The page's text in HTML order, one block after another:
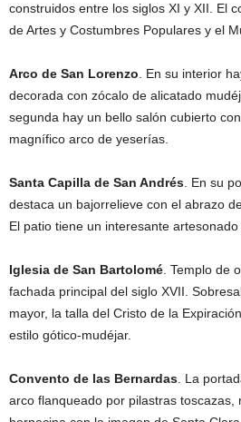
construidos entre los siglos XI y XII. El
de Artes y Costumbres Populares y el
Arco de San Lorenzo . En su interior
decorada con zócalo de alicatado
segunda hay un bello salón cubierto
magnífico arco de yeserías.
Santa Capilla de San Andrés . En su
destaca un bajorrelieve con el abrazo
El patio tiene un interesante artesonado
Iglesia de San Bartolomé . Templo de
fachada principal del siglo XVII.
mayor, la talla del Cristo de la
estilo gótico-mudéjar.
Convento de las Bernardas . La
arco flanqueado por pilastras toscazas,